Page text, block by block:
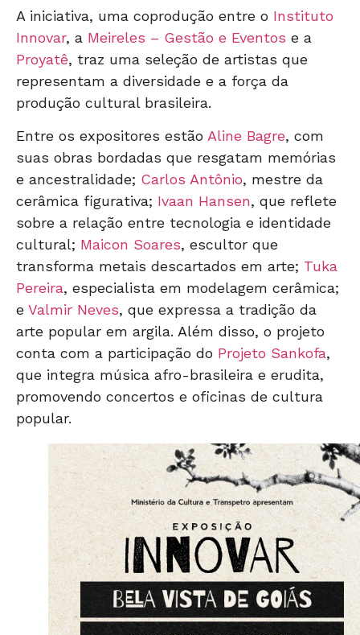
A iniciativa, uma coprodução entre o Instituto
Innovar, a Meireles – Gestão e Eventos e a
Proyatê, traz uma seleção de artistas que
representam a diversidade e a força da
produção cultural brasileira.
Entre os expositores estão Aline Bagre, com
suas obras bordadas que resgatam memórias
e ancestralidade; Carlos Antônio, mestre da
cerâmica figurativa; Ivaan Hansen, que reflete
sobre a relação entre tecnologia e identidade
cultural; Maicon Soares, escultor que
transforma metais descartados em arte; Tuka
Pereira, especialista em modelagem cerâmica;
e Valmir Neves, que expressa a tradição da
arte popular em argila. Além disso, o projeto
conta com a participação do Projeto Sankofa,
que integra música afro-brasileira e erudita,
promovendo concertos e oficinas de cultura
popular.